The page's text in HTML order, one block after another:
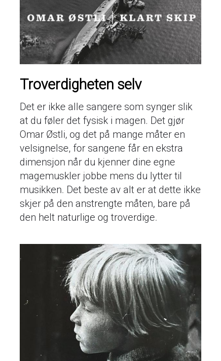
Troverdigheten selv
Det er ikke alle sangere som synger slik
at du føler det fysisk i magen. Det gjør
Omar Østli, og det på mange måter en
velsignelse, for sangene får en ekstra
dimensjon når du kjenner dine egne
magemuskler jobbe mens du lytter til
musikken. Det beste av alt er at dette ikke
skjer på den anstrengte måten, bare på
den helt naturlige og troverdige.